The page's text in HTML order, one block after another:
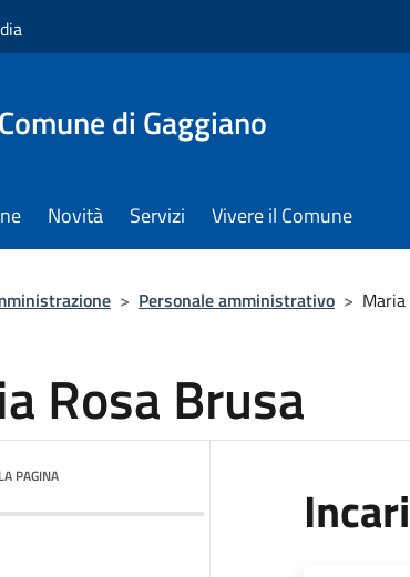
Comune di Gaggiano
Novità Servizi Vivere il Comune
> Personale amministrativo > Maria
Rosa Brusa
PAGINA